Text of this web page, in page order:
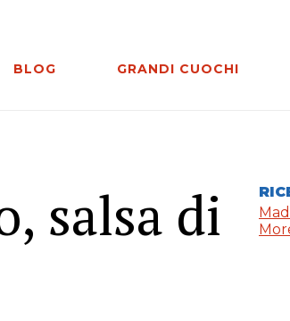
BLOG GRANDI CUOCHI
salsa di